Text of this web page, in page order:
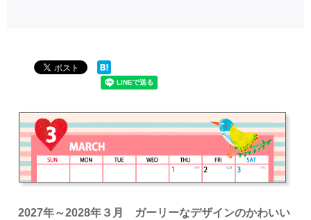
2027年～2028年３月 ガーリーなデザインのかわいい